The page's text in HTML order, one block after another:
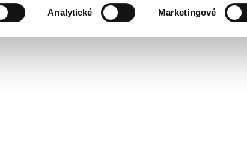
Analytické Marketingové